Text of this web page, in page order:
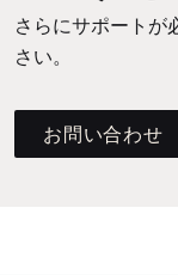
さらにサポートが
さい。
お問い合わせ